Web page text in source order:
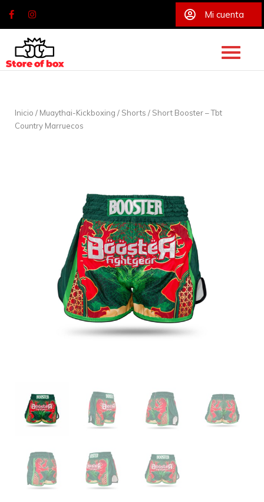
Mi cuenta
content
Inicio / Muaythai-Kickboxing / Shorts / Short Booster – Tbt
Country Marruecos